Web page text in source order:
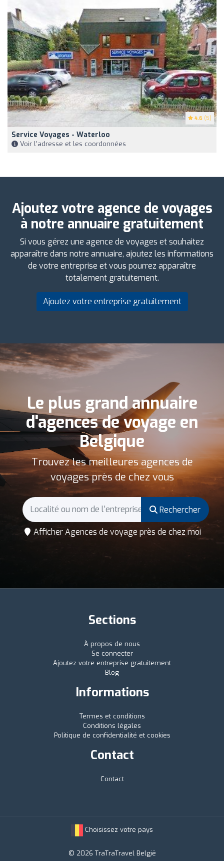
4.6 (5)
Service Voyages - Waterloo
Voir l'adresse et les coordonnées
Ajoutez votre agence de voyages
à notre annuaire gratuitement
Si vous gérez une agence de voyages et souhaitez
apparaître dans notre annuaire, ajoutez les informations
de votre entreprise et vous pourrez apparaître
totalement gratuitement.
Ajoutez votre entreprise gratuitement
Le plus grand annuaire
d'agences de voyage en
Belgique
Trouvez les meilleures agences de
voyages près de chez vous
Rechercher
Afficher Agences de voyage près de chez moi
Sections
À propos de nous
Se connecter
Ajoutez votre entreprise gratuitement
Blog
Informations
Termes et conditions
Conditions légales
Politique de confidentialité et cookies
Contact
Contact
Choisissez votre pays
© 2026 TraTraTravel België